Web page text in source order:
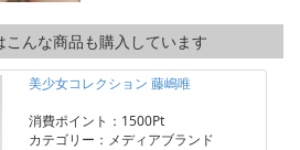
こんな商品も購入しています
美少女コレクション 藤嶋唯
消費ポイント：1500Pt
カテゴリー：メディアブランド